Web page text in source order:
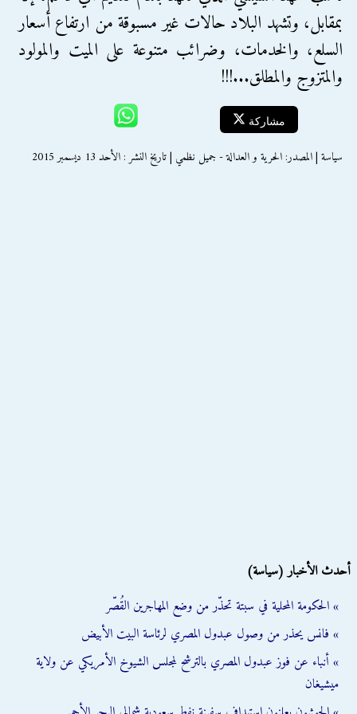
بمقابل، وتشهد البلاد حالات غير مسبوقة من ارتفاع أسعار
السلع، والخدمات، وضرائب متنوعة على الميت والمولود
والمتزوج والمطلق...!!!
مشاركة
سياسة | المصدر: الحرية و العدالة - جميل نظمي | تاريخ النشر : الأحد 13 ديسمبر 2015
أحدث الأخبار (سياسة)
» الحكومة المحلية في سبتة تحذّر من وضع المهاجرين القُصّر
» فانس يحذر من وصول عبدول المصري لرئاسة البيت الأبيض
» أنباء عن فوز عبدول المصري بالترشح لمجلس الشيوخ الأمريكي عن ولاية
ميشيغان